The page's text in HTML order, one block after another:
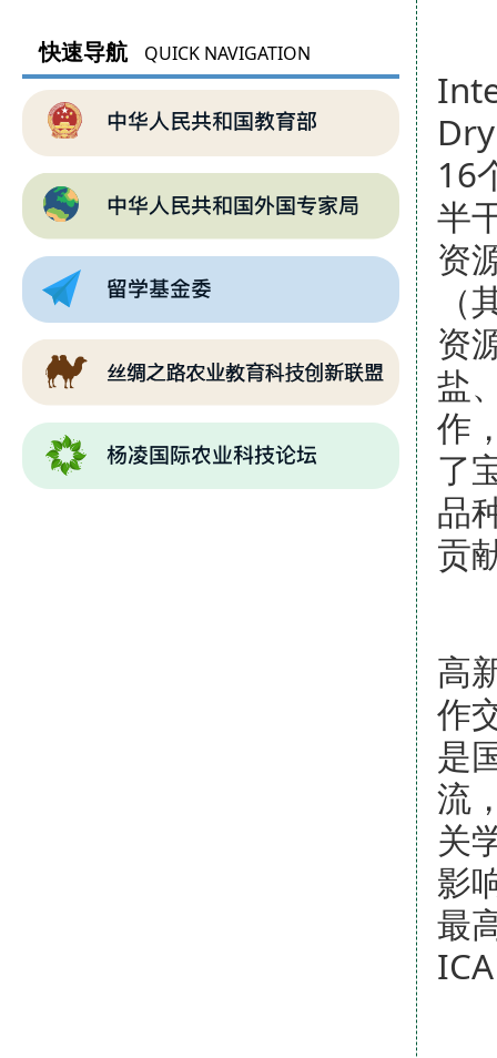
快速导航 QUICK NAVIGATION
16
半
资
资
盐
作
了
品
贡
高
作
是
流
关
影
最